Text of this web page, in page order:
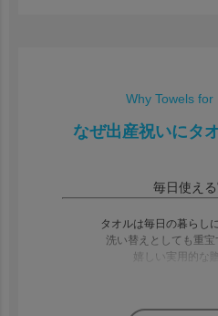
ギフトラッ
オリジナルのギフトボック
Why Towels for
なぜ出産祝いにタ
毎日使え
タオルは毎日の暮らし
洗い替えとしても重
嬉しい実用的な